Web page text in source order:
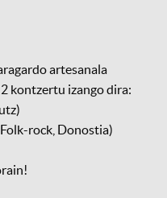
artesanala
kontzertu izango dira:
rock, Donostia)